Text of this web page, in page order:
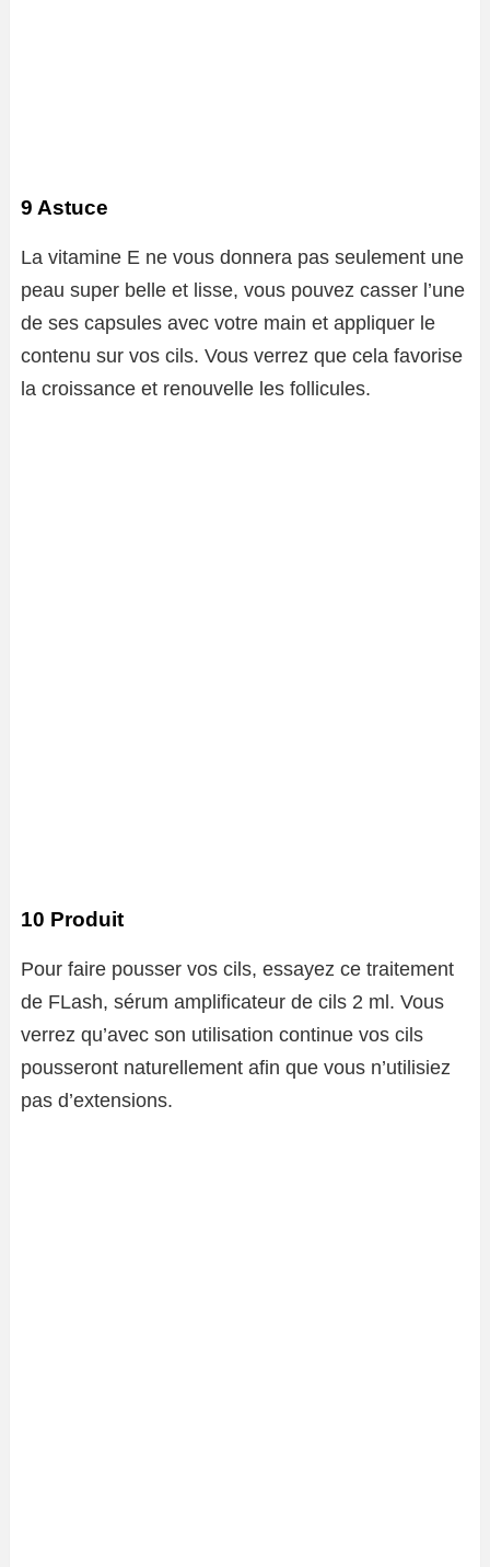
9 Astuce
La vitamine E ne vous donnera pas seulement une
peau super belle et lisse, vous pouvez casser l’une
de ses capsules avec votre main et appliquer le
contenu sur vos cils. Vous verrez que cela favorise
la croissance et renouvelle les follicules.
10 Produit
Pour faire pousser vos cils, essayez ce traitement
de FLash, sérum amplificateur de cils 2 ml. Vous
verrez qu’avec son utilisation continue vos cils
pousseront naturellement afin que vous n’utilisiez
pas d’extensions.